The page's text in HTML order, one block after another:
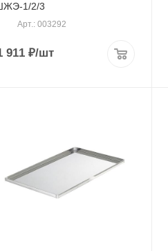
1/2/3
Арт.: 003292
911₽/шт